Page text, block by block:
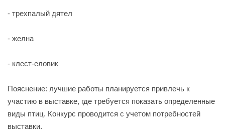
- трехпалый дятел
- желна
- клест-еловик
Пояснение: лучшие работы планируется привлечь к
участию в выставке, где требуется показать определенные
виды птиц. Конкурс проводится с учетом потребностей
выставки.